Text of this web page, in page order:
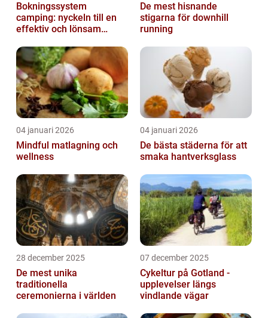
Bokningssystem
camping: nyckeln till en
effektiv och lönsam
De mest hisnande
stigarna för downhill
running
04 januari 2026
Mindful matlagning och
wellness
04 januari 2026
De bästa städerna för att
smaka hantverksglass
28 december 2025
De mest unika
traditionella
ceremonierna i världen
07 december 2025
Cykeltur på Gotland -
upplevelser längs
vindlande vägar